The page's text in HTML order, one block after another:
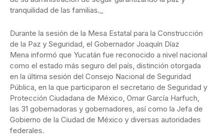
tranquilidad de las familias._
Durante la sesión de la Mesa Estatal para la Construcción
de la Paz y Seguridad, el Gobernador Joaquín Díaz
Mena informó que Yucatán fue reconocido a nivel nacional
como el estado más seguro del país, distinción otorgada
en la última sesión del Consejo Nacional de Seguridad
Pública, en la que participaron el secretario de Seguridad y
Protección Ciudadana de México, Omar García Harfuch,
las 31 gobernadoras y gobernadores, así como la Jefa de
Gobierno de la Ciudad de México y diversas autoridades
federales.